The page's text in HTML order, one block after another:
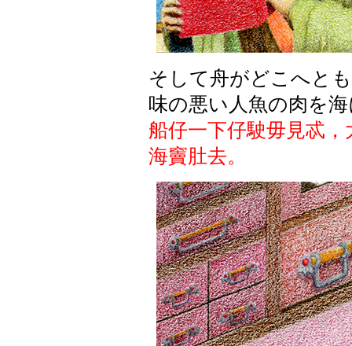
そして舟がどこへと
味の悪い人魚の肉を
船仔一下仔駛毋見忒
海竇肚去。